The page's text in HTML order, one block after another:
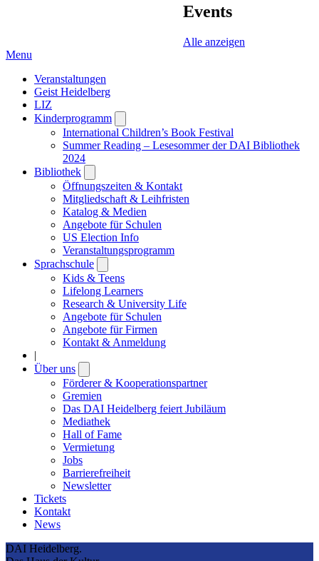
Events
Alle anzeigen
Menu
Veranstaltungen
Geist Heidelberg
LIZ
Kinderprogramm
submenu
International Children’s Book Festival
Summer Reading – Lesesommer der DAI Bibliothek
2024
Bibliothek
submenu
Öffnungszeiten & Kontakt
Mitgliedschaft & Leihfristen
Katalog & Medien
Angebote für Schulen
US Election Info
Veranstaltungsprogramm
Sprachschule
submenu
Kids & Teens
Lifelong Learners
Research & University Life
Angebote für Schulen
Angebote für Firmen
Kontakt & Anmeldung
|
Über uns
submenu
Förderer & Kooperationspartner
Gremien
Das DAI Heidelberg feiert Jubiläum
Mediathek
Hall of Fame
Vermietung
Jobs
Barrierefreiheit
Newsletter
Tickets
Kontakt
News
DAI Heidelberg.